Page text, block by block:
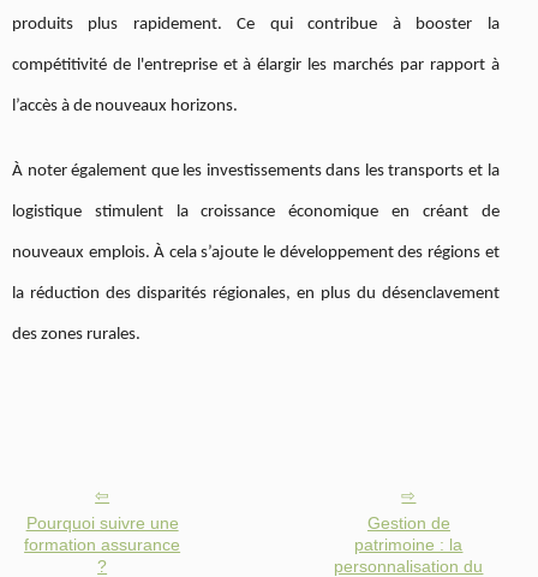
produits plus rapidement. Ce qui contribue à booster la
compétitivité de l'entreprise et à élargir les marchés par rapport à
l’accès à de nouveaux horizons.
À noter également que les investissements dans les transports et la
logistique stimulent la croissance économique en créant de
nouveaux emplois. À cela s’ajoute le développement des régions et
la réduction des disparités régionales, en plus du désenclavement
des zones rurales.
Pourquoi suivre une
formation assurance
?
Gestion de
patrimoine : la
personnalisation du